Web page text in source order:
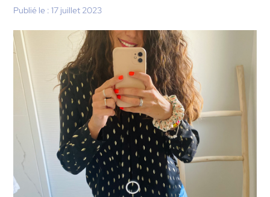
Publié le : 17 juillet 2023